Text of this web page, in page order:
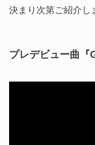
決まり次第ご紹介し
プレデビュー曲『